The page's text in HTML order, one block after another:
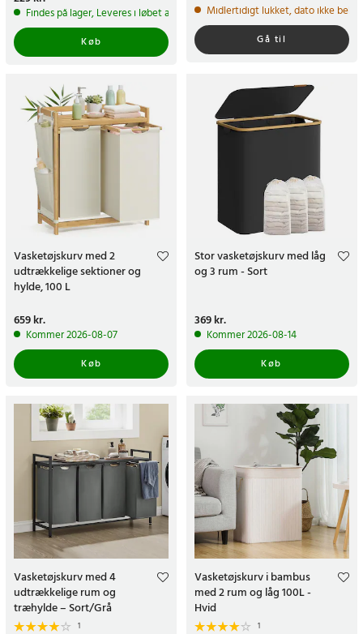
Findes på lager, Leveres i løbet af 1-2 hverdage
Køb
Midlertidigt lukket, dato ikke
Gå til
Vasketøjskurv med 2
udtrækkelige sektioner og
hylde, 100 L
Pris:659 kr.
659 kr.
Kommer 2026-08-07
Køb
Stor vasketøjskurv med låg
og 3 rum - Sort
Pris:369 kr.
369 kr.
Kommer 2026-08-14
Køb
Vasketøjskurv med 4
udtrækkelige rum og
træhylde – Sort/Grå
1
Vasketøjskurv i bambus
med 2 rum og låg 100L -
Hvid
1